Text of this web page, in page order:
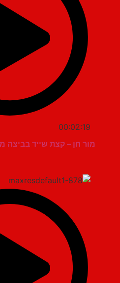
00:02:19
מור חן – קצת שייד בביצה מה יש?!